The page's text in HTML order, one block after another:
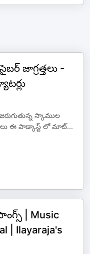
జాగ్రత్తలు -
స్కాముల
ఈ పాడ్కాస్ట్ లో మాట్...
| Music
| Ilayaraja's